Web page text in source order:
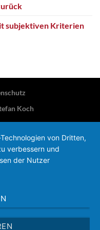
subjektiven Kriterien
Koch
von Dritten,
verbessern und
der Nutzer